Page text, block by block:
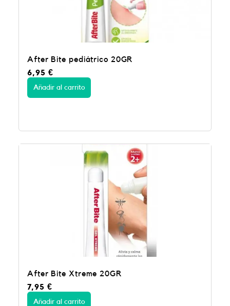
After Bite pediátrico 20GR
6,95 €
Añadir al carrito
After Bite Xtreme 20GR
7,95 €
Añadir al carrito